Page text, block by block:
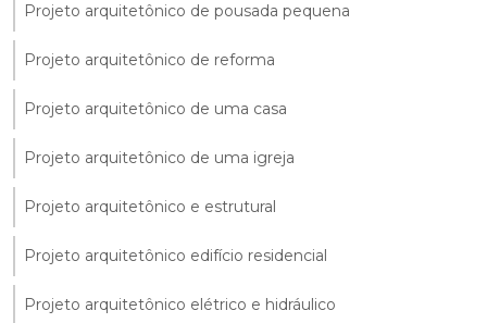
Projeto arquitetônico de pousada pequena
Projeto arquitetônico de reforma
Projeto arquitetônico de uma casa
Projeto arquitetônico de uma igreja
Projeto arquitetônico e estrutural
Projeto arquitetônico edifício residencial
Projeto arquitetônico elétrico e hidráulico